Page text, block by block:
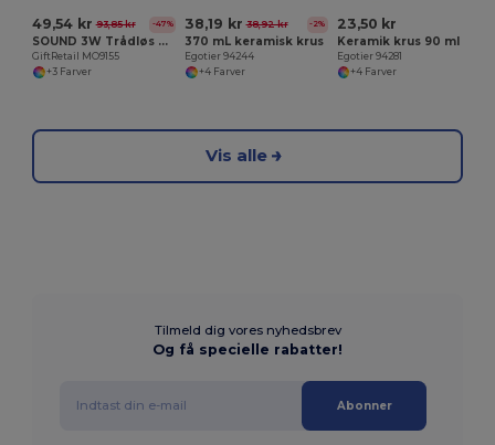
49,54 kr 93,85 kr -47%
SOUND 3W Trådløs højtaler
GiftRetail MO9155
+3 Farver
38,19 kr 38,92 kr -2%
370 mL keramisk krus
Egotier 94244
+4 Farver
23,50 kr
Keramik krus 90 ml
Egotier 94281
+4 Farver
Vis alle
Tilmeld dig vores nyhedsbrev
Og få specielle rabatter!
Abonner